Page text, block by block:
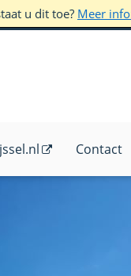
u dit toe? Meer
Contact